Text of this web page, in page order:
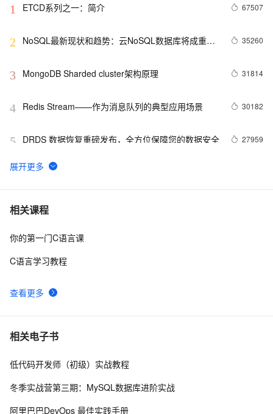
1 ETCD系列之一：简介 67507
2
NoSQL最新现状和趋势：云NoSQL数据库将成重要
35260
3 MongoDB Sharded cluster架构原理 31814
4 Redis Stream——作为消息队列的典型应用场景 30182
5 DRDS 数据恢复重磅发布，全方位保障您的数据安全 27959
6 PostgreSQL upsert功能(insert on conflict do)的用法
7 Linux 性能诊断 perf使用指南
8 PostgreSQL 9种索引的原理和应用场景
相关课程
查看更多
你的第一门C语言课
C语言学习教程
相关电子书
低代码开发师（初级）实战教程
冬季实战营第三期：MySQL数据库进阶实战
阿里巴巴DevOps 最佳实践手册